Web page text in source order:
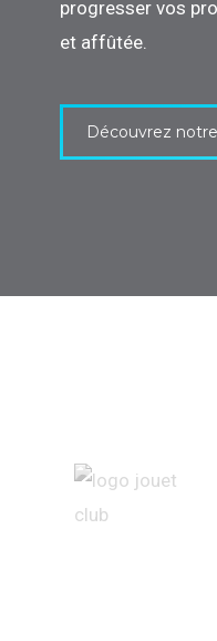
progresser vos
et affûtée.
Découvrez